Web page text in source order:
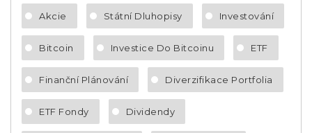
Akcie Státní Dluhopisy Investování
Bitcoin Investice Do Bitcoinu ETF
Finanční Plánování Diverzifikace Portfolia
ETF Fondy Dividendy